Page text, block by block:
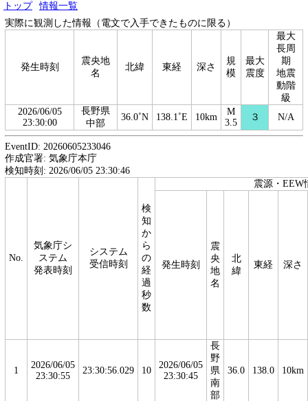
トップ
情報一覧
実際に観測した情報（電文で入手できたものに限る）
発生時刻
震央地
名
北緯 東経 深さ
規
模
最大
震度
最大
長周
期
地震
動階
級
2026/06/05
23:30:00
長野県
中部
36.0˚N 138.1˚E 10km
M
3.5
３ N/A
EventID: 20260605233046
作成官署: 気象庁本庁
検知時刻: 2026/06/05 23:30:46
No.
気象庁シ
ステム
発表時刻
システム
受信時刻
検
知
か
ら
の
経
過
秒
数
震源・EEW
発生時刻
震
央
地
名
北
緯
東経 深さ
1
2026/06/05
23:30:55
23:30:56.029 10
2026/06/05
23:30:45
長
野
県
南
部
36.0 138.0 10km